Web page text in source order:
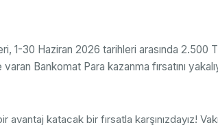
1-30 Haziran 2026 tarihleri arasında
Bankomat Para kazanma fırsatını
avantaj katacak bir fırsatla karşınızdayız!